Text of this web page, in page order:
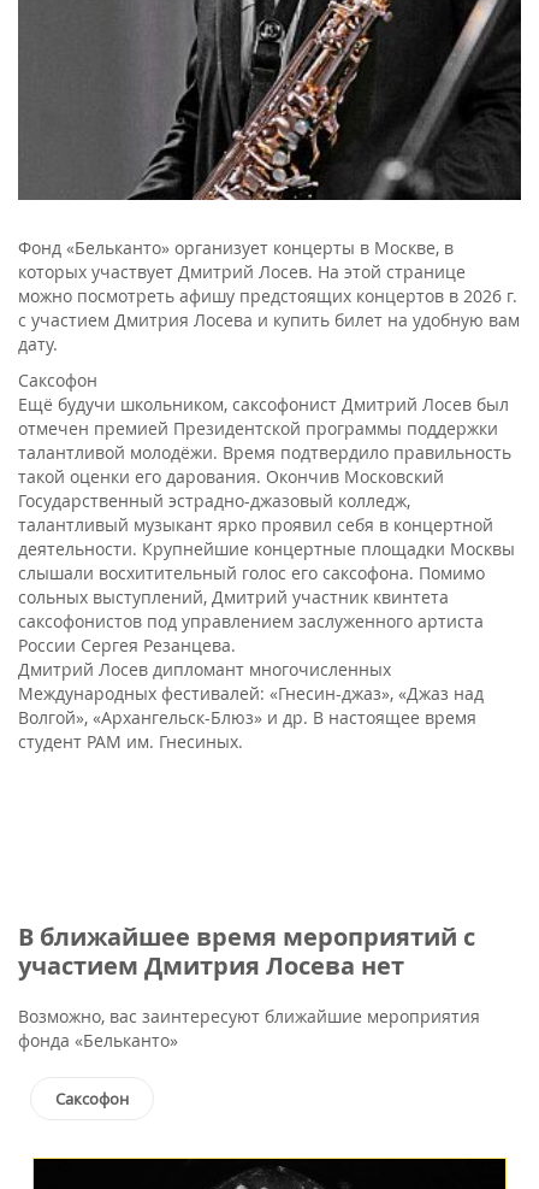
Фонд «Бельканто» организует концерты в Москве, в
которых участвует Дмитрий Лосев. На этой странице
можно посмотреть афишу предстоящих концертов в 2026 г.
с участием Дмитрия Лосева и купить билет на удобную вам
дату.
Саксофон
Ещё будучи школьником, саксофонист Дмитрий Лосев был
отмечен премией Президентской программы поддержки
талантливой молодёжи. Время подтвердило правильность
такой оценки его дарования. Окончив Московский
Государственный эстрадно-джазовый колледж,
талантливый музыкант ярко проявил себя в концертной
деятельности. Крупнейшие концертные площадки Москвы
слышали восхитительный голос его саксофона. Помимо
сольных выступлений, Дмитрий участник квинтета
саксофонистов под управлением заслуженного артиста
России Сергея Резанцева.
Дмитрий Лосев дипломант многочисленных
Международных фестивалей: «Гнесин-джаз», «Джаз над
Волгой», «Архангельск-Блюз» и др. В настоящее время
студент РАМ им. Гнесиных.
В ближайшее время мероприятий с
участием Дмитрия Лосева нет
Возможно, вас заинтересуют ближайшие мероприятия
фонда «Бельканто»
Саксофон